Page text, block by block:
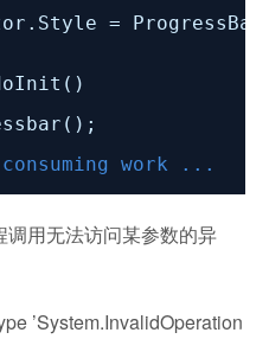
=
work ...
用无法访问某参数的异
’System.InvalidOperation